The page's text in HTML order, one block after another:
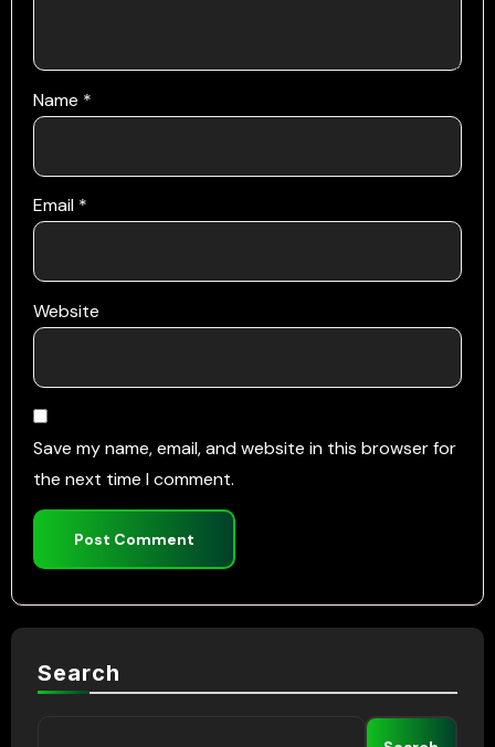
Name *
Email *
Website
Save my name, email, and website in this browser for
the next time I comment.
Search